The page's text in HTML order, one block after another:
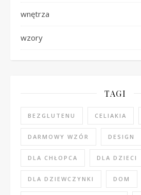
wnętrza
wzory
TAGI
BEZGLUTENU CELIAKIA
DARMOWY WZÓR DESIGN
DLA CHŁOPCA DLA DZIECI
DLA DZIEWCZYNKI DOM